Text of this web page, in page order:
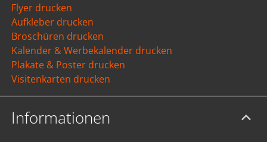
Flyer drucken
Aufkleber drucken
Broschüren drucken
Kalender & Werbekalender drucken
Plakate & Poster drucken
Visitenkarten drucken
Informationen